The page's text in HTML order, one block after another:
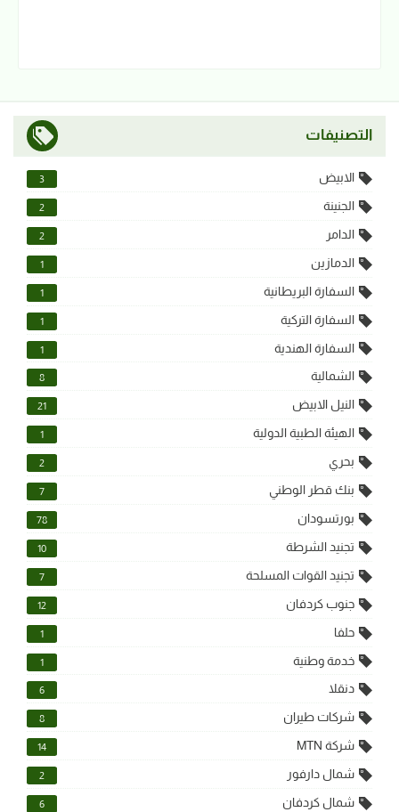
التصنيفات
الابيض 3
الجنينة 2
الدامر 2
الدمازين 1
السفارة البريطانية 1
السفارة التركية 1
السفارة الهندية 1
الشمالية 8
النيل الابيض 21
الهيئة الطبية الدولية 1
بحري 2
بنك قطر الوطني 7
بورتسودان 78
تجنيد الشرطة 10
تجنيد القوات المسلحة 7
جنوب كردفان 12
حلفا 1
خدمة وطنية 1
دنقلا 6
شركات طيران 8
شركة MTN 14
شمال دارفور 2
شمال كردفان 6